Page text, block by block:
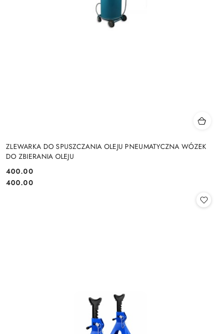
ZLEWARKA DO SPUSZCZANIA OLEJU PNEUMATYCZNA WÓZEK
DO ZBIERANIA OLEJU
Cena:
400.00
Cena:
400.00